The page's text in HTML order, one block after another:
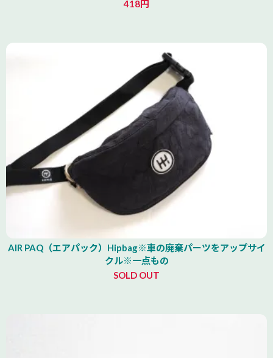
418円
AIR PAQ（エアパック）Hipbag※車の廃棄パーツをアップサイ
クル※一点もの
SOLD OUT